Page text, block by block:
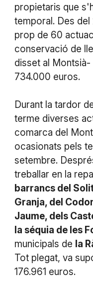
propietaris que
temporal. Des del
prop de 60
conservació de
disset al Montsià-
734.000 euros.
Durant la tardor
terme diverses
comarca del
ocasionats pels
setembre.
treballar en la
barrancs del
Granja, del
Jaume, dels
la séquia de les
municipals de la
Tot plegat, va
176.961 euros.